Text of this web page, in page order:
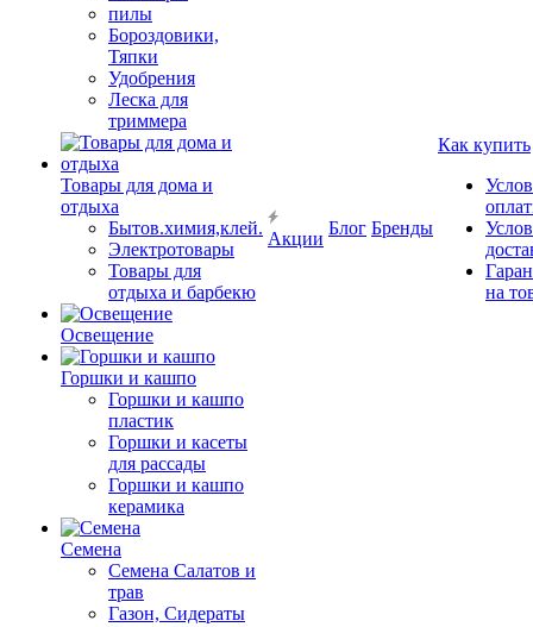
пилы
Бороздовики,
Тяпки
Удобрения
Леска для
триммера
Товары для дома и
отдыха
Бытов.химия,клей.
Электротовары
Товары для
отдыха и барбекю
Освещение
Горшки и кашпо
Горшки и кашпо
пластик
Горшки и касеты
для рассады
Горшки и кашпо
керамика
Семена
Семена Салатов и
трав
Газон, Сидераты
Акции
Блог Бренды
Как купить
на